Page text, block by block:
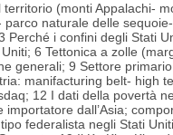
(monti Appalachi-
parco naturale delle
Perché i confini degli Stati
6 Tettonica a zolle
generali; 9 Settore
manifacturing belt- high
12 I dati della povertà
dall’Asia;
federalista negli Stati